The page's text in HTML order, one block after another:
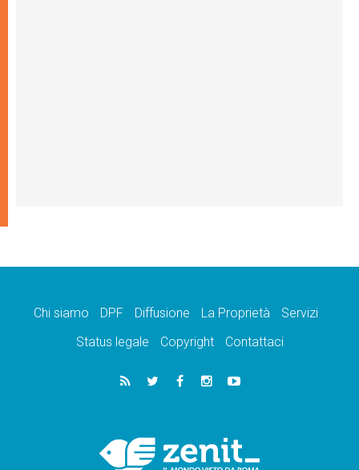
Chi siamo DPF Diffusione La Proprietà
Servizi
Status legale
Copyright Contattaci